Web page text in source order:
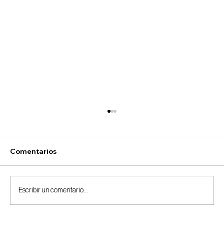
Despierta tu poder financiero
Comentarios
Escribir un comentario...